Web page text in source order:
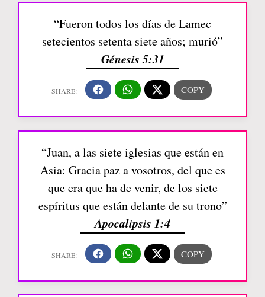
“Fueron todos los días de Lamec
setecientos setenta siete años; murió”
Génesis 5:31
“Juan, a las siete iglesias que están en
Asia: Gracia paz a vosotros, del que es
que era que ha de venir, de los siete
espíritus que están delante de su trono”
Apocalipsis 1:4